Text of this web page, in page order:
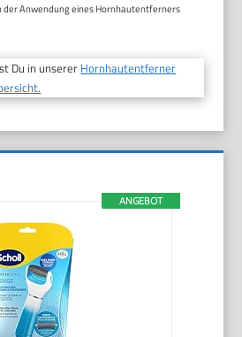
der Anwendung eines Hornhautentferners
Du in unserer Hornhautentferner
ANGEBOT